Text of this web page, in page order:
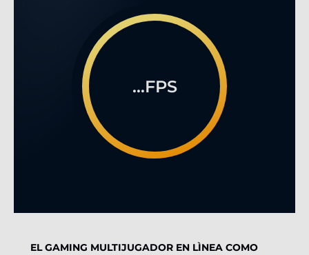
...FPS
EL GAMING MULTIJUGADOR EN LÌNEA COMO